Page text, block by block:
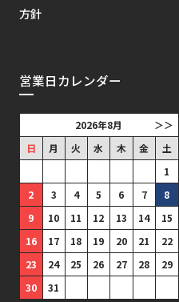
方針
営業日カレンダー
＞＞
2026年8月
日
月 火 水 木 金
土
1
2
3 4 5 6 7
8
9
10 11 12 13 14
15
16
17 18 19 20 21
22
23
24 25 26 27 28
29
30
31